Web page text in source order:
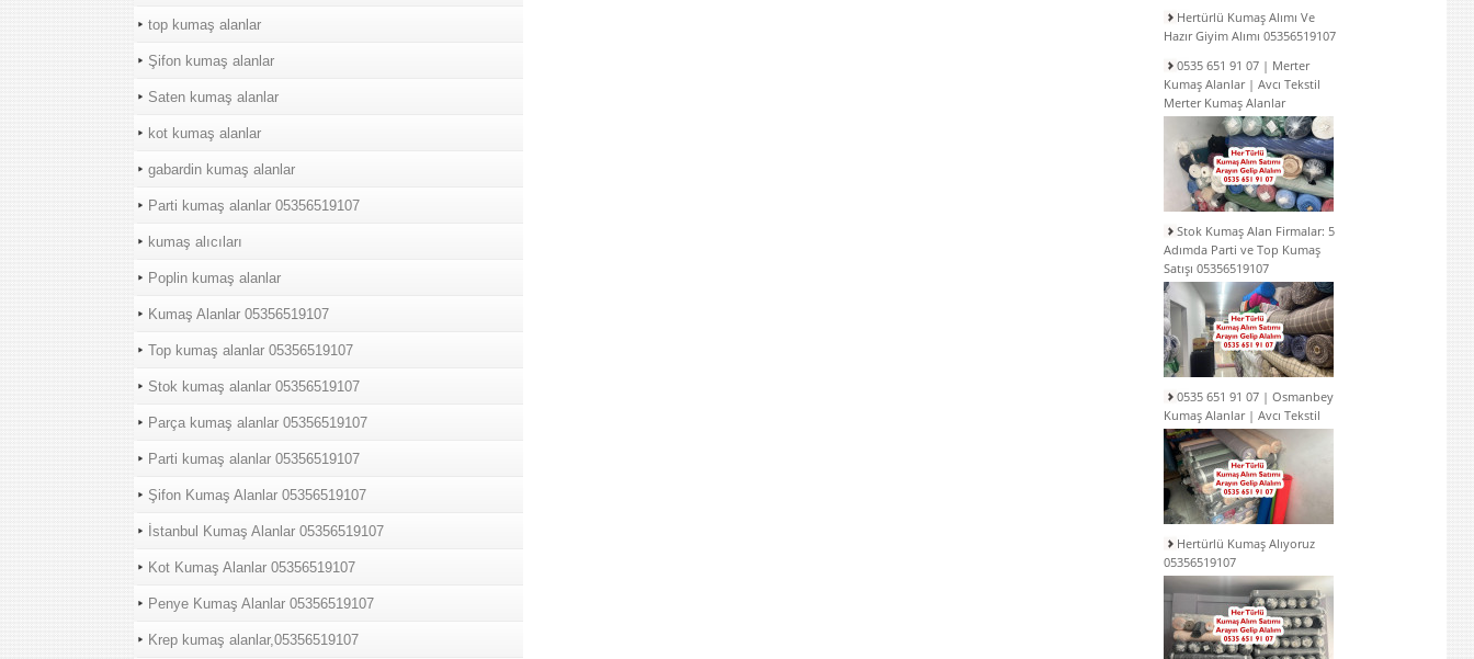
top kumaş alanlar
Şifon kumaş alanlar
Saten kumaş alanlar
kot kumaş alanlar
gabardin kumaş alanlar
Parti kumaş alanlar 05356519107
kumaş alıcıları
Poplin kumaş alanlar
Kumaş Alanlar 05356519107
Top kumaş alanlar 05356519107
Stok kumaş alanlar 05356519107
Parça kumaş alanlar 05356519107
Parti kumaş alanlar 05356519107
Şifon Kumaş Alanlar 05356519107
İstanbul Kumaş Alanlar 05356519107
Kot Kumaş Alanlar 05356519107
Penye Kumaş Alanlar 05356519107
Krep kumaş alanlar,05356519107
Hertürlü Kumaş Alımı Ve
Hazır Giyim Alımı 05356519107
0535 651 91 07 | Merter
Kumaş Alanlar | Avcı Tekstil
Merter Kumaş Alanlar
Stok Kumaş Alan Firmalar: 5
Adımda Parti ve Top Kumaş
Satışı 05356519107
0535 651 91 07 | Osmanbey
Kumaş Alanlar | Avcı Tekstil
Hertürlü Kumaş Alıyoruz
05356519107